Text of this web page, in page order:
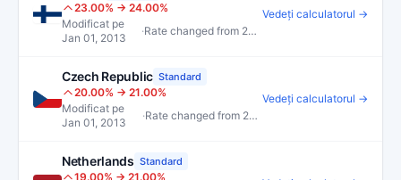
23.00% → 24.00%
Modificat pe
Jan 01, 2013
· Rate changed from 23.00% to 24.00%
Vedeți calculatorul →
Czech Republic Standard
20.00% → 21.00%
Modificat pe
Jan 01, 2013
· Rate changed from 20.00% to 21.00%
Vedeți calculatorul →
Netherlands Standard
19.00% → 21.00%